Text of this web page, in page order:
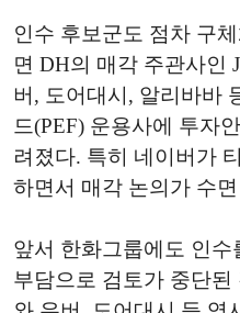
인수 후보군도 점차 구
면 DH의 매각 주관사인
버, 도어대시, 알리바바
드(PEF) 운용사에 투자
려졌다. 특히 네이버가
하면서 매각 논의가 수
앞서 한화그룹에도 인
부담으로 검토가 중단된